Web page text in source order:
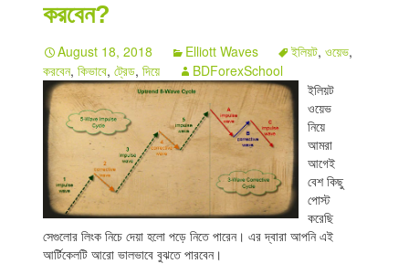
Download
Open a live account
করবেন?
August 18, 2018 Elliott Waves ইলিয়ট,ওয়েভ,
করবেন,কিভাবে,ট্রেড,দিয়ে
BDForexSchool
ইলিয়ট
ওয়েভ
নিয়ে
আমরা
আগেই
বেশ কিছু
পোস্ট
করেছি
সেগুলোর লিংক নিচে দেয়া হলো পড়ে নিতে পারেন। এর দ্বারা আপনি এই
আর্টিকেলটি আরো ভালভাবে বুঝতে পারবেন।